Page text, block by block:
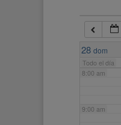
28 dom
Todo el día
7:00 am
8:00 am
9:00 am